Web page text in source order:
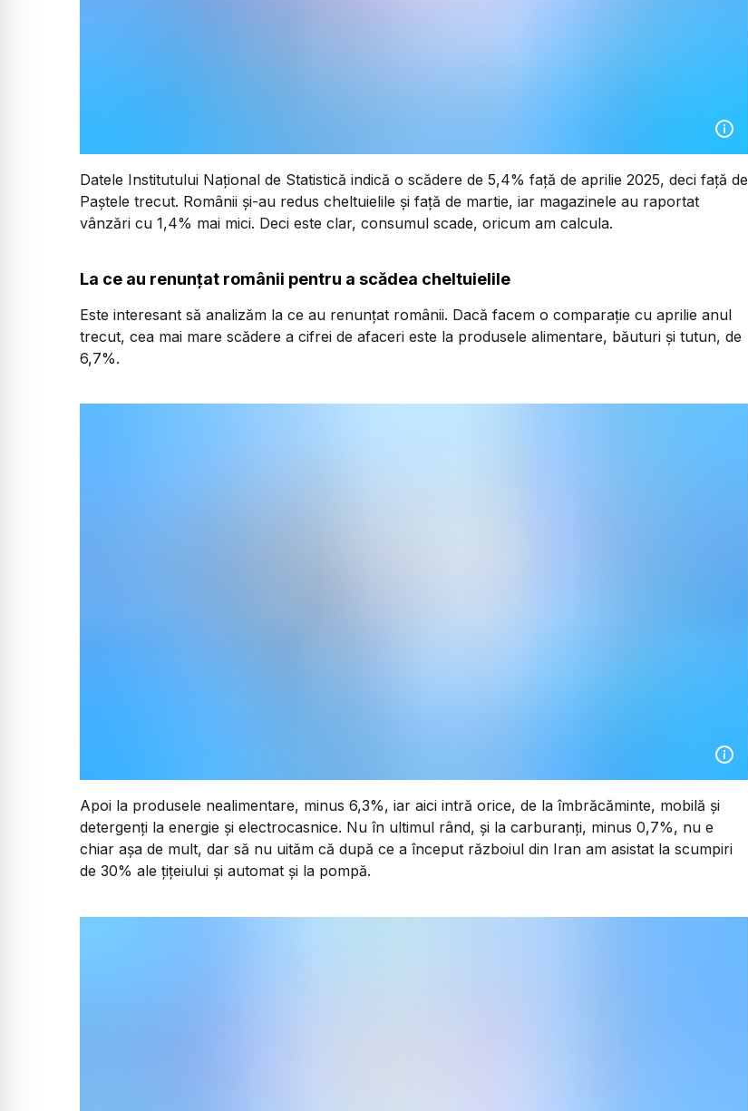
Datele Institutului Național de Statistică indică o scădere de 5,4% față de aprilie 2025, deci față de
Paștele trecut. Românii și-au redus cheltuielile și față de martie, iar magazinele au raportat
vânzări cu 1,4% mai mici. Deci este clar, consumul scade, oricum am calcula.
La ce au renunțat românii pentru a scădea cheltuielile
Este interesant să analizăm la ce au renunțat românii. Dacă facem o comparație cu aprilie anul
trecut, cea mai mare scădere a cifrei de afaceri este la produsele alimentare, băuturi și tutun, de
6,7%.
Apoi la produsele nealimentare, minus 6,3%, iar aici intră orice, de la îmbrăcăminte, mobilă și
detergenți la energie și electrocasnice. Nu în ultimul rând, și la carburanți, minus 0,7%, nu e
chiar așa de mult, dar să nu uităm că după ce a început războiul din Iran am asistat la scumpiri
de 30% ale țițeiului și automat și la pompă.